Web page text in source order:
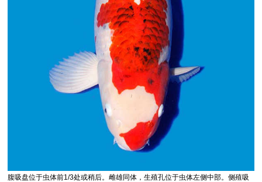
腹吸盘位于虫体前1/3处或稍后。雌雄同体，生殖孔位于虫体左侧中部。侧殖吸